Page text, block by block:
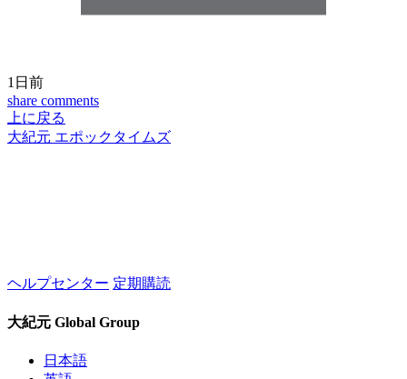
1日前
share comments
上に戻る
大紀元 エポックタイムズ
ヘルプセンター 定期購読
大紀元 Global Group
日本語